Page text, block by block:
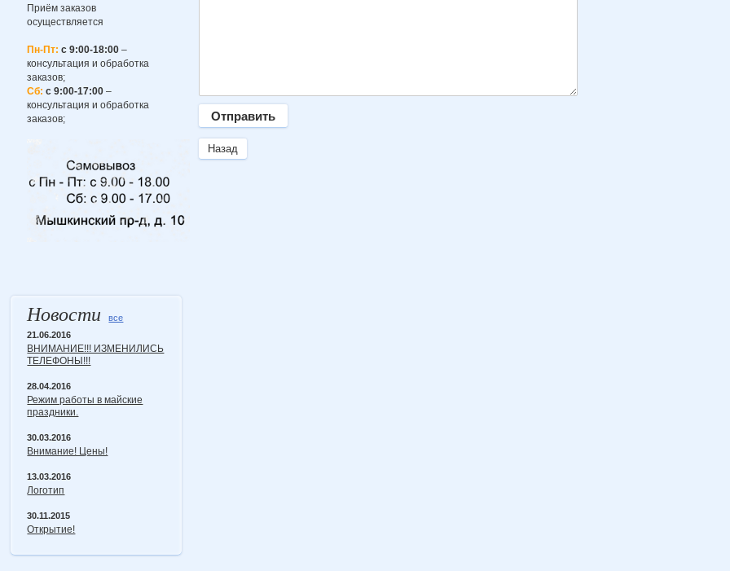
Приём заказов
осуществляется
Пн-Пт: с 9:00-18:00 –
консультация и обработка
заказов;
Сб: с 9:00-17:00 –
консультация и обработка
заказов;
Новости
все
21.06.2016
ВНИМАНИЕ!!! ИЗМЕНИЛИСЬ
ТЕЛЕФОНЫ!!!
28.04.2016
Режим работы в майские
праздники.
30.03.2016
Внимание! Цены!
13.03.2016
Логотип
30.11.2015
Открытие!
Назад